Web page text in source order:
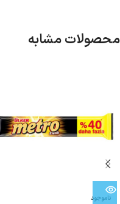
محصولات مشابه
ناموجود